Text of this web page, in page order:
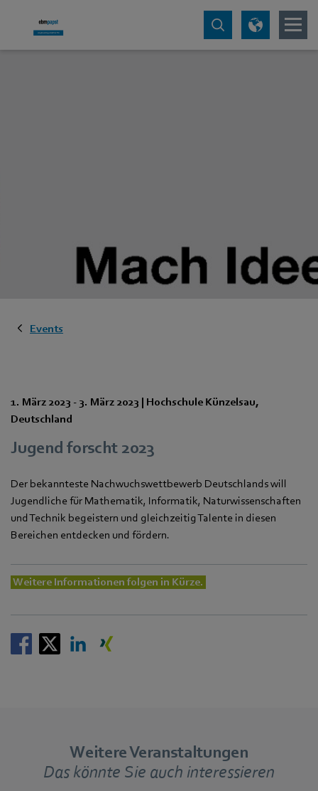
Events
1. März 2023 - 3. März 2023 | Hochschule Künzelsau,
Deutschland
Jugend forscht 2023
Der bekannteste Nachwuchswettbewerb Deutschlands will
Jugendliche für Mathematik, Informatik, Naturwissenschaften
und Technik begeistern und gleichzeitig Talente in diesen
Bereichen entdecken und fördern.
Weitere Informationen folgen in Kürze.
Weitere Veranstaltungen
Das könnte Sie auch interessieren